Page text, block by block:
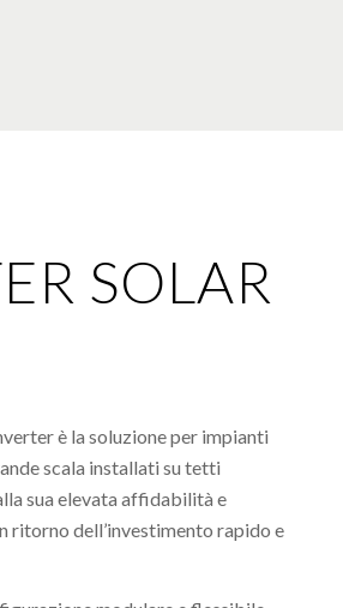
SOLAR
è la soluzione per impianti
scala installati su tetti
sua elevata affidabilità e
ritorno dell’investimento rapido e